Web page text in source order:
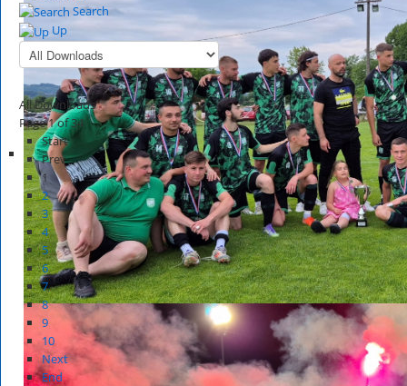
Search
Up
All Downloads
Page 1 of 34
Start
Prev
1
2
3
4
5
6
7
8
9
10
Next
End